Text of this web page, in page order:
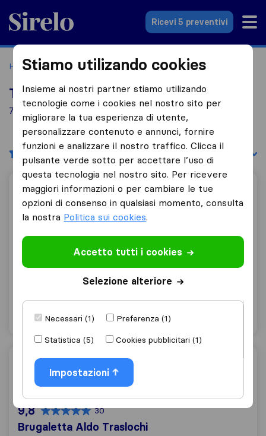
Sirelo.it
Ricevi 5 preventivi
Home Le 10 migliori aziende di traslochi in Italia
Top 10 traslocatori a Modica
7 aziende di traslochi trovate a Modica
Filtri Filtra per:
Difalco Giovanni Trasporti e Traslochi
62
Difalco Giovanni Trasporti e Traslochi
Chiedi preventivo Dettagli
Brugaletta Aldo Traslochi
9,8 30
Brugaletta Aldo Traslochi
Stiamo utilizando cookies
Insieme ai nostri partner stiamo utilizando
tecnologie come i cookies nel nostro sito per
migliorare la tua esperienza di utente,
personalizzare contenuto e annunci, fornire
funzioni e analizzare il nostro traffico. Clicca il
pulsante verde sotto per accettare l’uso di
questa tecnologia nel nostro sito. Per ricevere
maggiori informazioni o per cambiare le tue
opzioni di consenso in qualsiasi momento, consulta
la nostra Politica sui cookies.
Accetto tutti i cookies
Selezione alteriore
Necessari (1)
Preferenza (1)
Statistica (5)
Cookies pubblicitari (1)
Impostazioni